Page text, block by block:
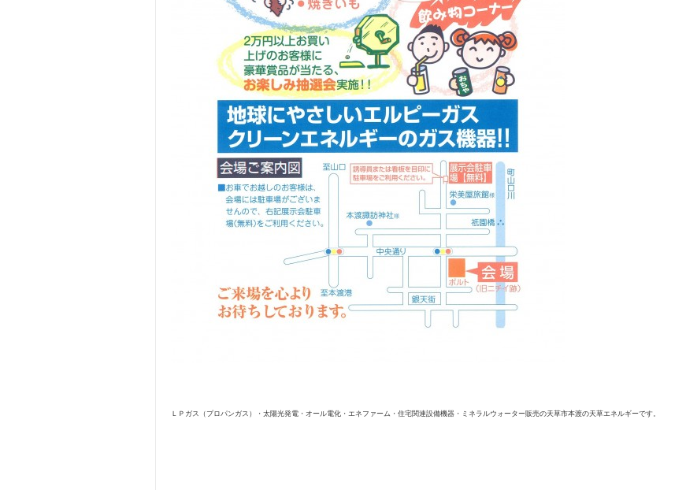
ＬＰガス（プロパンガス）・太陽光発電・オール電化・エネファーム・住宅関連設備機器・ミネラルウォーター販売の天草市本渡の天草エネルギーです。